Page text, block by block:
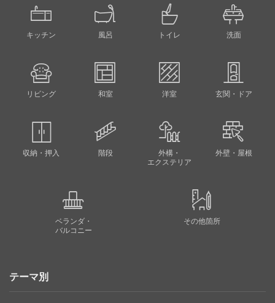
キッチン 風呂 トイレ 洗面
リビング 和室 洋室 玄関・ドア
収納・押入 階段
外構・
エクステリア
外壁・屋根
ベランダ・
バルコニー
その他箇所
テーマ別